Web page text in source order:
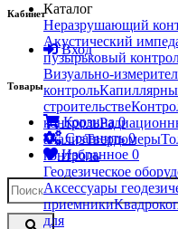
Кабинет
Вход
Товары
Корзина0
Сравнить0
Избранное 0
Каталог
Неразрушающий
Акустический
пузырьковый
Визуально-
контроль
строительстве
контроль
анализТвердомеры
контроль
Геодезическое
Аксессуары
приемники
для